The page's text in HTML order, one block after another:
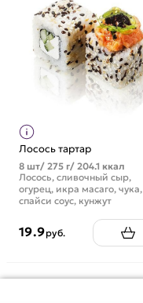
Лосось тартар
8 шт/ 275 г/ 204.1 ккал
Лосось, сливочный сыр,
огурец, икра масаго, чука,
спайси соус, кунжут
19.9руб.